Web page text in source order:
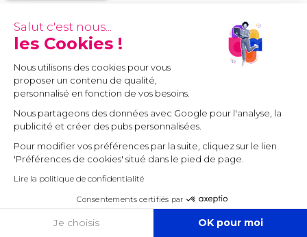
Salut c'est nous...
les Cookies !
Nous utilisons des cookies pour vous
proposer un contenu de qualité,
personnalisé en fonction de vos besoins.
Nous partageons des données avec Google pour l'analyse, la
publicité et créer des pubs personnalisées.
Pour modifier vos préférences par la suite, cliquez sur le lien
'Préférences de cookies' situé dans le pied de page.
Lire la politique de confidentialité
Consentements certifiés par
Je choisis OK pour moi
COOKIES